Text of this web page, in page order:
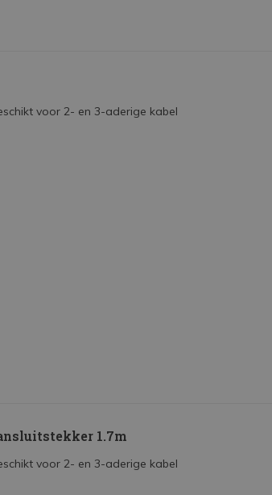
voor 2- en 3-aderige kabel
1.7m
voor 2- en 3-aderige kabel